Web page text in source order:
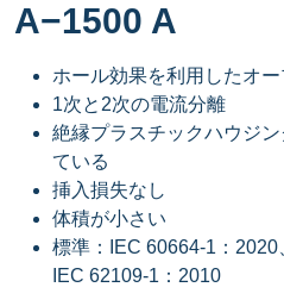
A−1500 A
ホール効果を利用したオ
1次と2次の電流分離
絶縁プラスチックハウジ
ている
挿入損失なし
体積が小さい
標準：IEC 60664-1：2020
IEC 62109-1：2010